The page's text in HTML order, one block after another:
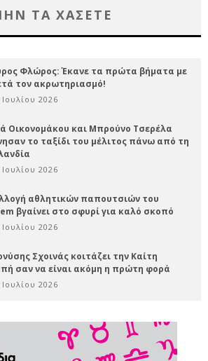
ΤΑ ΧΑΣΕΤΕ
Φλώρος: Έκανε τα πρώτα βήματα με
τον ακρωτηριασμό!
2026
Οικονομάκου και Μπρούνο Τσερέλα
το ταξίδι του μέλιτος πάνω από τη
2026
αθλητικών παπουτσιών του
βγαίνει στο σφυρί για καλό σκοπό
2026
Σχοινάς κοιτάζει την Καίτη
σαν να είναι ακόμη η πρώτη φορά
2026